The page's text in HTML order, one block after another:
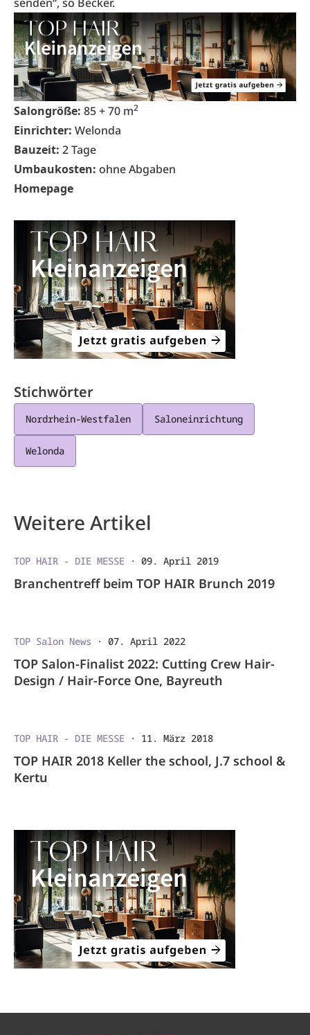
Salongröße: 85 + 70 m2
Einrichter: Welonda
Bauzeit: 2 Tage
Umbaukosten: ohne Abgaben
Homepage
Stichwörter
Nordrhein-Westfalen Saloneinrichtung
Welonda
Weitere Artikel
TOP HAIR - DIE MESSE · 09. April 2019
Branchentreff beim TOP HAIR Brunch 2019
TOP Salon News · 07. April 2022
TOP Salon-Finalist 2022: Cutting Crew Hair-
Design / Hair-Force One, Bayreuth
TOP HAIR - DIE MESSE · 11. März 2018
TOP HAIR 2018 Keller the school, J.7 school &
Kertu